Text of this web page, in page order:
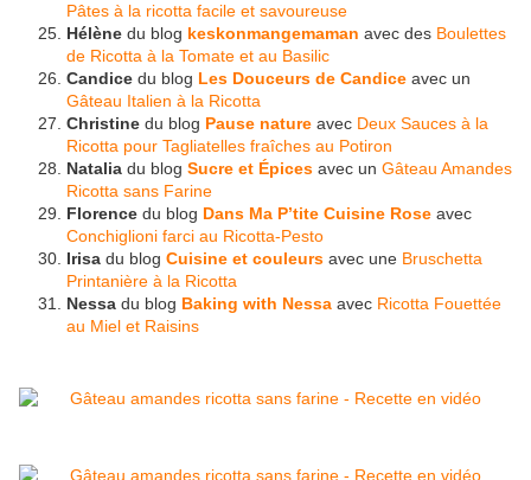
Pâtes à la ricotta facile et savoureuse
Hélène du blog keskonmangemaman avec des Boulettes
de Ricotta à la Tomate et au Basilic
Candice du blog Les Douceurs de Candice avec un
Gâteau Italien à la Ricotta
Christine du blog Pause nature avec Deux Sauces à la
Ricotta pour Tagliatelles fraîches au Potiron
Natalia du blog Sucre et Épices avec un Gâteau Amandes
Ricotta sans Farine
Florence du blog Dans Ma P’tite Cuisine Rose avec
Conchiglioni farci au Ricotta-Pesto
Irisa du blog Cuisine et couleurs avec une Bruschetta
Printanière à la Ricotta
Nessa du blog Baking with Nessa avec Ricotta Fouettée
au Miel et Raisins